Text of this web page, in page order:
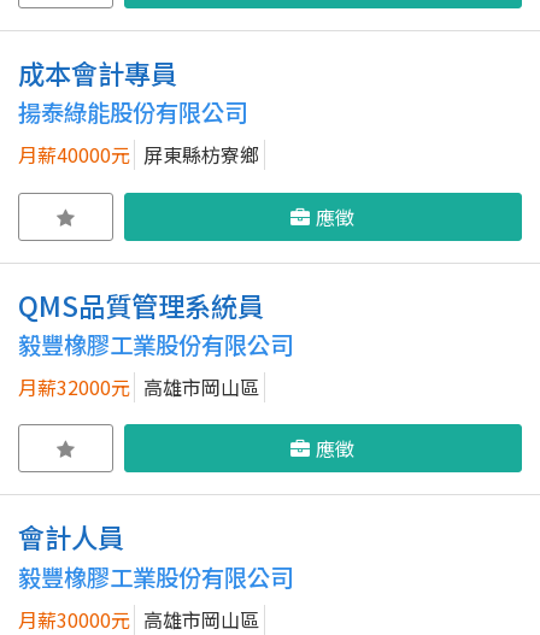
成本會計專員
揚泰綠能股份有限公司
月薪40000元 屏東縣枋寮鄉
應徵
QMS品質管理系統員
毅豐橡膠工業股份有限公司
月薪32000元 高雄市岡山區
應徵
會計人員
毅豐橡膠工業股份有限公司
月薪30000元 高雄市岡山區